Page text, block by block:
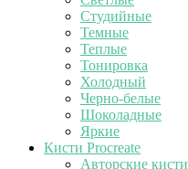
Студийные
Темные
Теплые
Тонировка
Холодный
Черно-белые
Шоколадные
Яркие
Кисти Procreate
Авторские кисти